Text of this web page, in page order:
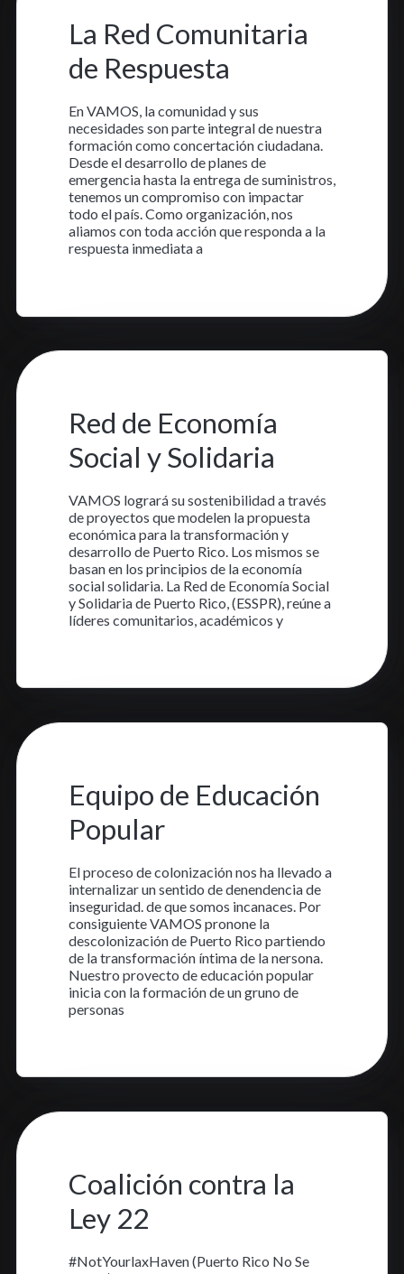
La Red Comunitaria
de Respuesta
En VAMOS, la comunidad y sus
necesidades son parte integral de nuestra
formación como concertación ciudadana.
Desde el desarrollo de planes de
emergencia hasta la entrega de suministros,
tenemos un compromiso con impactar
todo el país. Como organización, nos
aliamos con toda acción que responda a la
respuesta inmediata a
Red de Economía
Social y Solidaria
VAMOS logrará su sostenibilidad a través
de proyectos que modelen la propuesta
económica para la transformación y
desarrollo de Puerto Rico. Los mismos se
basan en los principios de la economía
social solidaria. La Red de Economía Social
y Solidaria de Puerto Rico, (ESSPR), reúne a
líderes comunitarios, académicos y
Equipo de Educación
Popular
El proceso de colonización nos ha llevado a
internalizar un sentido de denendencia de
inseguridad. de que somos incanaces. Por
consiguiente VAMOS pronone la
descolonización de Puerto Rico partiendo
de la transformación íntima de la nersona.
Nuestro provecto de educación popular
inicia con la formación de un gruno de
personas
Coalición contra la
Ley 22
#NotYourlaxHaven (Puerto Rico No Se